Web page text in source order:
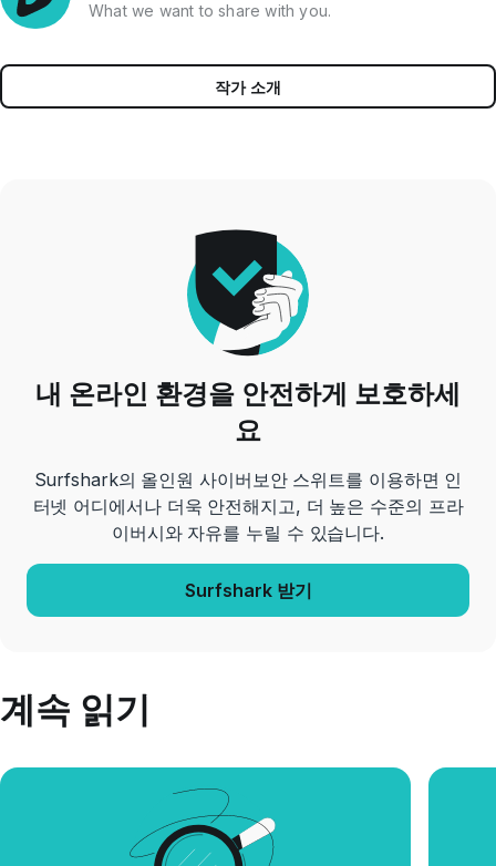
What we want to share with you.
작가 소개
내 온라인 환경을 안전하게 보호하세
요
Surfshark의 올인원 사이버보안 스위트를 이용하면 인
터넷 어디에서나 더욱 안전해지고, 더 높은 수준의 프라
이버시와 자유를 누릴 수 있습니다.
Surfshark 받기
계속 읽기